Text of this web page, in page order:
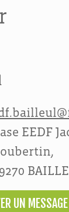
EEDF
UN MESSAGE